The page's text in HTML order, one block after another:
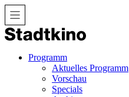
Zum
Inhalt
Programm
Aktuelles Programm
Vorschau
Specials